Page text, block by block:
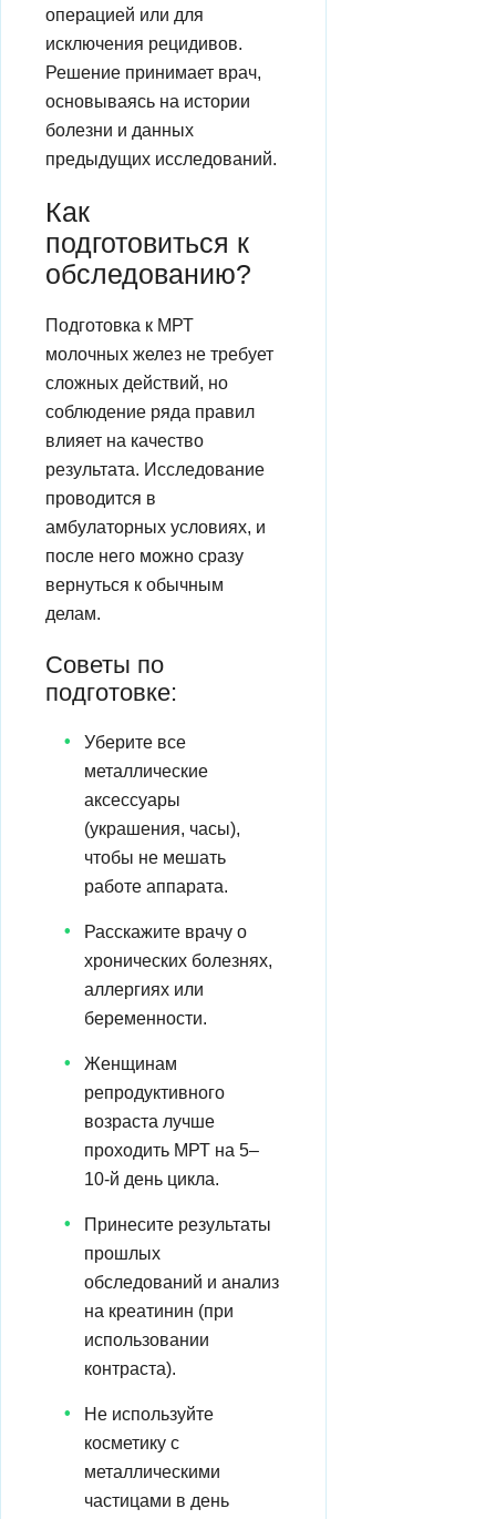
операцией или для
исключения рецидивов.
Решение принимает врач,
основываясь на истории
болезни и данных
предыдущих исследований.
Как
подготовиться к
обследованию?
Подготовка к МРТ
молочных желез не требует
сложных действий, но
соблюдение ряда правил
влияет на качество
результата. Исследование
проводится в
амбулаторных условиях, и
после него можно сразу
вернуться к обычным
делам.
Советы по
подготовке:
Уберите все
металлические
аксессуары
(украшения, часы),
чтобы не мешать
работе аппарата.
Расскажите врачу о
хронических болезнях,
аллергиях или
беременности.
Женщинам
репродуктивного
возраста лучше
проходить МРТ на 5–
10-й день цикла.
Принесите результаты
прошлых
обследований и анализ
на креатинин (при
использовании
контраста).
Не используйте
косметику с
металлическими
частицами в день